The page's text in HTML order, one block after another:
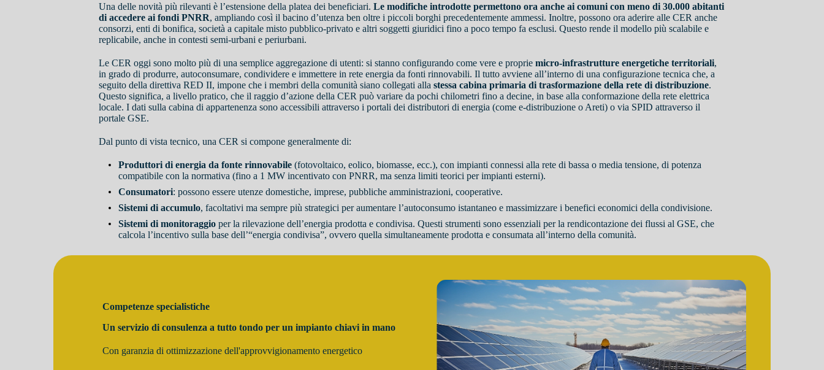
Una delle novità più rilevanti è l’estensione della platea dei beneficiari. Le modifiche introdotte permettono ora anche ai comuni con meno di 30.000 abitanti
di accedere ai fondi PNRR, ampliando così il bacino d’utenza ben oltre i piccoli borghi precedentemente ammessi. Inoltre, possono ora aderire alle CER anche
consorzi, enti di bonifica, società a capitale misto pubblico-privato e altri soggetti giuridici fino a poco tempo fa esclusi. Questo rende il modello più scalabile e
replicabile, anche in contesti semi-urbani e periurbani.
Le CER oggi sono molto più di una semplice aggregazione di utenti: si stanno configurando come vere e proprie micro-infrastrutture energetiche territoriali,
in grado di produrre, autoconsumare, condividere e immettere in rete energia da fonti rinnovabili. Il tutto avviene all’interno di una configurazione tecnica che, a
seguito della direttiva RED II, impone che i membri della comunità siano collegati alla stessa cabina primaria di trasformazione della rete di distribuzione.
Questo significa, a livello pratico, che il raggio d’azione della CER può variare da pochi chilometri fino a decine, in base alla conformazione della rete elettrica
locale. I dati sulla cabina di appartenenza sono accessibili attraverso i portali dei distributori di energia (come e-distribuzione o Areti) o via SPID attraverso il
portale GSE.
Dal punto di vista tecnico, una CER si compone generalmente di:
Produttori di energia da fonte rinnovabile(fotovoltaico, eolico, biomasse, ecc.), con impianti connessi alla rete di bassa o media tensione, di potenza
compatibile con la normativa (fino a 1 MW incentivato con PNRR, ma senza limiti teorici per impianti esterni).
Consumatori: possono essere utenze domestiche, imprese, pubbliche amministrazioni, cooperative.
Sistemi di accumulo, facoltativi ma sempre più strategici per aumentare l’autoconsumo istantaneo e massimizzare i benefici economici della condivisione.
Sistemi di monitoraggioper la rilevazione dell’energia prodotta e condivisa. Questi strumenti sono essenziali per la rendicontazione dei flussi al GSE, che
calcola l’incentivo sulla base dell’“energia condivisa”, ovvero quella simultaneamente prodotta e consumata all’interno della comunità.
Competenze specialistiche
Un servizio di consulenza a tutto tondo per un impianto chiavi in mano
Con garanzia di ottimizzazione dell'approvvigionamento energetico